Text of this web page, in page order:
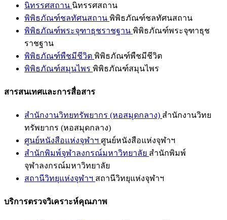
นิทรรศสถาน นิทรรศสถาน
พิพิธภัณฑ์ชลทัศนสถาน พิพิธภัณฑ์ชลทัศนสถาน
พิพิธภัณฑ์พระจุฑาธุชราชฐาน พิพิธภัณฑ์พระจุฑาธุช
ราชฐาน
พิพิธภัณฑ์พืชมีชีวิต พิพิธภัณฑ์พืชมีชีวิต
พิพิธภัณฑ์สมุนไพร พิพิธภัณฑ์สมุนไพร
สารสนเทศและการสื่อสาร
สำนักงานวิทยทรัพยากร (หอสมุดกลาง) สำนักงานวิทย
ทรัพยากร (หอสมุดกลาง)
ศูนย์หนังสือแห่งจุฬาฯ ศูนย์หนังสือแห่งจุฬาฯ
สำนักพิมพ์จุฬาลงกรณ์มหาวิทยาลัย สำนักพิมพ์
จุฬาลงกรณ์มหาวิทยาลัย
สถานีวิทยุแห่งจุฬาฯ สถานีวิทยุแห่งจุฬาฯ
บริการตรวจวิเคราะห์คุณภาพ